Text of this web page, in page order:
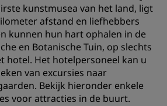
kunstmusea van het land, ligt
afstand en liefhebbers
kunnen hun hart ophalen in de
en Botanische Tuin, op slechts
hotel. Het hotelpersoneel kan u
van excursies naar
Bekijk hieronder enkele
voor attracties in de buurt.